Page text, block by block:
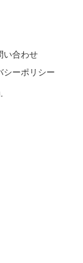
い合わせ
シーポリシー